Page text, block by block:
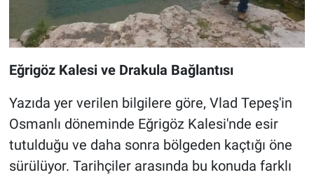
Eğrigöz Kalesi ve Drakula Bağlantısı
Yazıda yer verilen bilgilere göre, Vlad Tepeş'in
Osmanlı döneminde Eğrigöz Kalesi'nde esir
tutulduğu ve daha sonra bölgeden kaçtığı öne
sürülüyor. Tarihçiler arasında bu konuda farklı